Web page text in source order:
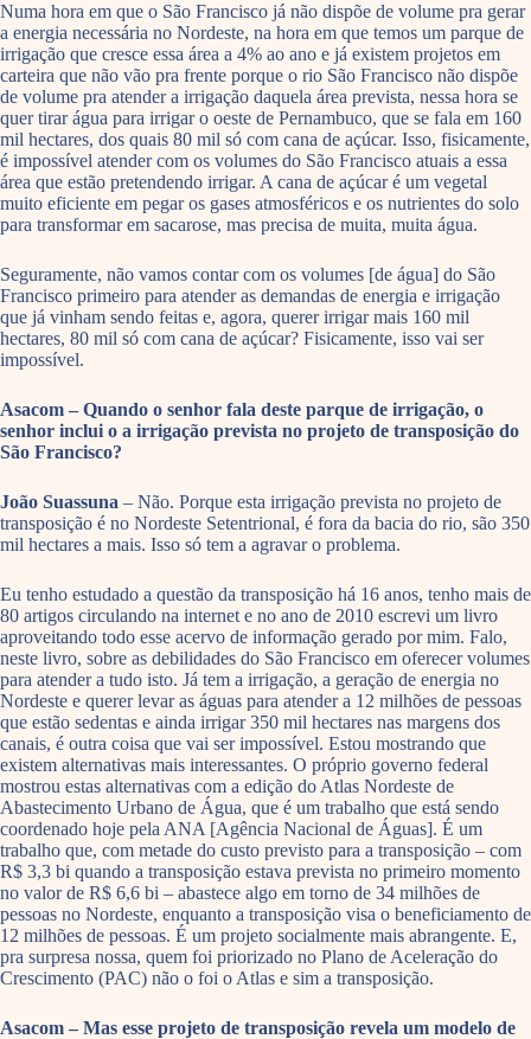
Numa hora em que o São Francisco já não dispõe de volume pra gerar
a energia necessária no Nordeste, na hora em que temos um parque de
irrigação que cresce essa área a 4% ao ano e já existem projetos em
carteira que não vão pra frente porque o rio São Francisco não dispõe
de volume pra atender a irrigação daquela área prevista, nessa hora se
quer tirar água para irrigar o oeste de Pernambuco, que se fala em 160
mil hectares, dos quais 80 mil só com cana de açúcar. Isso, fisicamente,
é impossível atender com os volumes do São Francisco atuais a essa
área que estão pretendendo irrigar. A cana de açúcar é um vegetal
muito eficiente em pegar os gases atmosféricos e os nutrientes do solo
para transformar em sacarose, mas precisa de muita, muita água.
Seguramente, não vamos contar com os volumes [de água] do São
Francisco primeiro para atender as demandas de energia e irrigação
que já vinham sendo feitas e, agora, querer irrigar mais 160 mil
hectares, 80 mil só com cana de açúcar? Fisicamente, isso vai ser
impossível.
Asacom – Quando o senhor fala deste parque de irrigação, o
senhor inclui o a irrigação prevista no projeto de transposição do
São Francisco?
João Suassuna – Não. Porque esta irrigação prevista no projeto de
transposição é no Nordeste Setentrional, é fora da bacia do rio, são 350
mil hectares a mais. Isso só tem a agravar o problema.
Eu tenho estudado a questão da transposição há 16 anos, tenho mais de
80 artigos circulando na internet e no ano de 2010 escrevi um livro
aproveitando todo esse acervo de informação gerado por mim. Falo,
neste livro, sobre as debilidades do São Francisco em oferecer volumes
para atender a tudo isto. Já tem a irrigação, a geração de energia no
Nordeste e querer levar as águas para atender a 12 milhões de pessoas
que estão sedentas e ainda irrigar 350 mil hectares nas margens dos
canais, é outra coisa que vai ser impossível. Estou mostrando que
existem alternativas mais interessantes. O próprio governo federal
mostrou estas alternativas com a edição do Atlas Nordeste de
Abastecimento Urbano de Água, que é um trabalho que está sendo
coordenado hoje pela ANA [Agência Nacional de Águas]. É um
trabalho que, com metade do custo previsto para a transposição – com
R$ 3,3 bi quando a transposição estava prevista no primeiro momento
no valor de R$ 6,6 bi – abastece algo em torno de 34 milhões de
pessoas no Nordeste, enquanto a transposição visa o beneficiamento de
12 milhões de pessoas. É um projeto socialmente mais abrangente. E,
pra surpresa nossa, quem foi priorizado no Plano de Aceleração do
Crescimento (PAC) não o foi o Atlas e sim a transposição.
Asacom – Mas esse projeto de transposição revela um modelo de